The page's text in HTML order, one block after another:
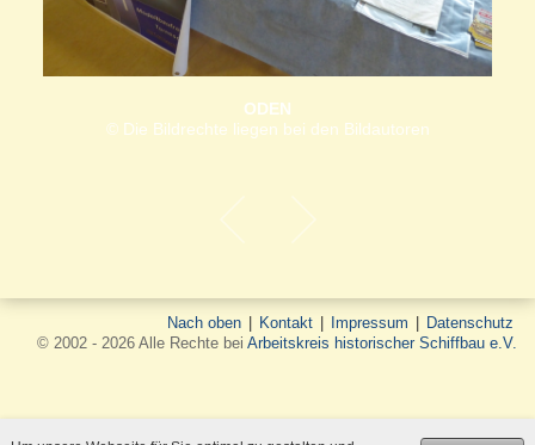
ODEN
© Die Bildrechte liegen bei den Bildautoren
Nach oben Kontakt Impressum
Datenschutz
© 2002 - 2026 Alle Rechte bei Arbeitskreis historischer Schiffbau e.V.